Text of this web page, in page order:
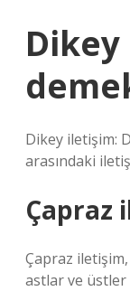
Dikey iletişim:
arasındaki
Çapraz
Çapraz
astlar ve üstler